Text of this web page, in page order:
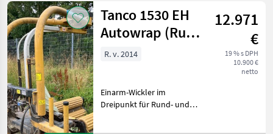
Tanco 1530 EH
Autowrap (Rund
& Quaderballen)
12.971
€
19 % s DPH
10.900 €
netto
R. v. 2014
Einarm-Wickler im
Dreipunkt für Rund- und